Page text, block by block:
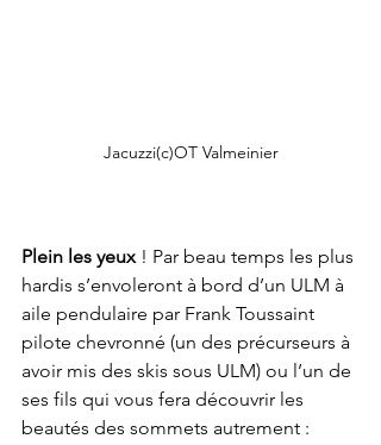
Jacuzzi(c)OT Valmeinier
Plein les yeux ! Par beau temps les plus
hardis s’envoleront à bord d’un ULM à
aile pendulaire par Frank Toussaint
pilote chevronné (un des précurseurs à
avoir mis des skis sous ULM) ou l’un de
ses fils qui vous fera découvrir les
beautés des sommets autrement :